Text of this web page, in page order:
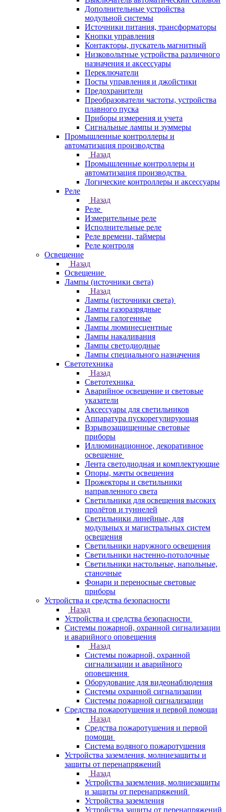
Дополнительные устройства
модульной системы
Источники питания, трансформаторы
Кнопки управления
Контакторы, пускатель магнитный
Низковольтные устройства различного
назначения и аксессуары
Переключатели
Посты управления и джойстики
Предохранители
Преобразователи частоты, устройства
плавного пуска
Приборы измерения и учета
Сигнальные лампы и зуммеры
Промышленные контроллеры и
автоматизация производства
Назад
Промышленные контроллеры и
автоматизация производства
Логические контроллеры и аксессуары
Реле
Назад
Реле
Измерительные реле
Исполнительные реле
Реле времени, таймеры
Реле контроля
Освещение
Назад
Освещение
Лампы (источники света)
Назад
Лампы (источники света)
Лампы газоразрядные
Лампы галогенные
Лампы люминесцентные
Лампы накаливания
Лампы светодиодные
Лампы специального назначения
Светотехника
Назад
Светотехника
Аварийное освещение и световые
указатели
Аксессуары для светильников
Аппаратура пускорегулирующая
Взрывозащищенные световые
приборы
Иллюминационное, декоративное
освещение
Лента светодиодная и комплектующие
Опоры, мачты освещения
Прожекторы и светильники
направленного света
Светильники для освещения высоких
пролётов и туннелей
Светильники линейные, для
модульных и магистральных систем
освещения
Светильники наружного освещения
Светильники настенно-потолочные
Светильники настольные, напольные,
станочные
Фонари и переносные световые
приборы
Устройства и средства безопасности
Назад
Устройства и средства безопасности
Системы пожарной, охранной сигнализации
и аварийного оповещения
Назад
Системы пожарной, охранной
сигнализации и аварийного
оповещения
Оборудование для видеонаблюдения
Системы охранной сигнализации
Системы пожарной сигнализации
Средства пожаротушения и первой помощи
Назад
Средства пожаротушения и первой
помощи
Система водяного пожаротушения
Устройства заземления, молниезащиты и
защиты от перенапряжений
Назад
Устройства заземления, молниезащиты
и защиты от перенапряжений
Устройства заземления
Устройства защиты от перенапряжений